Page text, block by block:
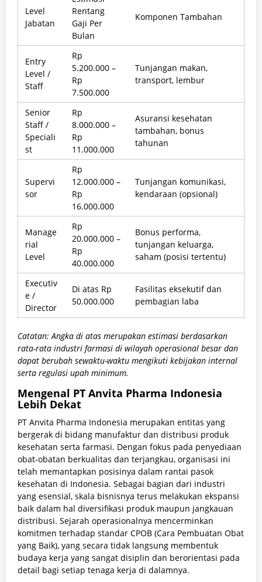
Level
Jabatan
Rentang
Gaji Per
Bulan
Komponen Tambahan
Entry
Level /
Staff
Rp
5.200.000 –
Rp
7.500.000
Tunjangan makan,
transport, lembur
Senior
Staff /
Speciali
st
Rp
8.000.000 –
Rp
11.000.000
Asuransi kesehatan
tambahan, bonus
tahunan
Supervi
sor
Rp
12.000.000 –
Rp
16.000.000
Tunjangan komunikasi,
kendaraan (opsional)
Manage
rial
Level
Rp
20.000.000 –
Rp
40.000.000
Bonus performa,
tunjangan keluarga,
saham (posisi tertentu)
Executiv
e /
Director
Di atas Rp
50.000.000
Fasilitas eksekutif dan
pembagian laba
Catatan: Angka di atas merupakan estimasi berdasarkan
rata-rata industri farmasi di wilayah operasional besar dan
dapat berubah sewaktu-waktu mengikuti kebijakan internal
serta regulasi upah minimum.
Mengenal PT Anvita Pharma Indonesia
Lebih Dekat
PT Anvita Pharma Indonesia merupakan entitas yang
bergerak di bidang manufaktur dan distribusi produk
kesehatan serta farmasi. Dengan fokus pada penyediaan
obat-obatan berkualitas dan terjangkau, organisasi ini
telah memantapkan posisinya dalam rantai pasok
kesehatan di Indonesia. Sebagai bagian dari industri
yang esensial, skala bisnisnya terus melakukan ekspansi
baik dalam hal diversifikasi produk maupun jangkauan
distribusi. Sejarah operasionalnya mencerminkan
komitmen terhadap standar CPOB (Cara Pembuatan Obat
yang Baik), yang secara tidak langsung membentuk
budaya kerja yang sangat disiplin dan berorientasi pada
detail bagi setiap tenaga kerja di dalamnya.